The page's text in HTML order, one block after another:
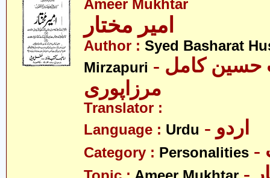
Ameer Mukhtar
امیر مختار
Author : Syed Basharat
Mirzapuri - سید بشارت حسین کامل
مرزاپوری
Translator :
Language : Urdu - اردو
Category : Personalities